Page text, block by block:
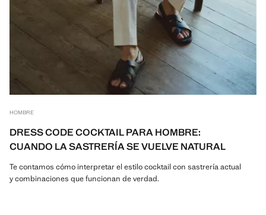
HOMBRE
DRESS CODE COCKTAIL PARA HOMBRE:
CUANDO LA SASTRERÍA SE VUELVE NATURAL
Te contamos cómo interpretar el estilo cocktail con sastrería actual
y combinaciones que funcionan de verdad.